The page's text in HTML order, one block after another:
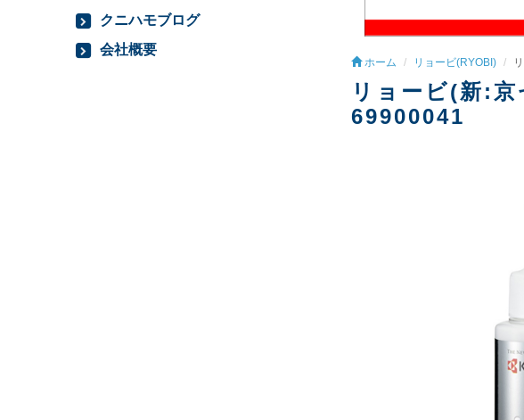
ホーム リョービ(RYOBI)
リョービ(新:
69900041
クニハモブログ
会社概要